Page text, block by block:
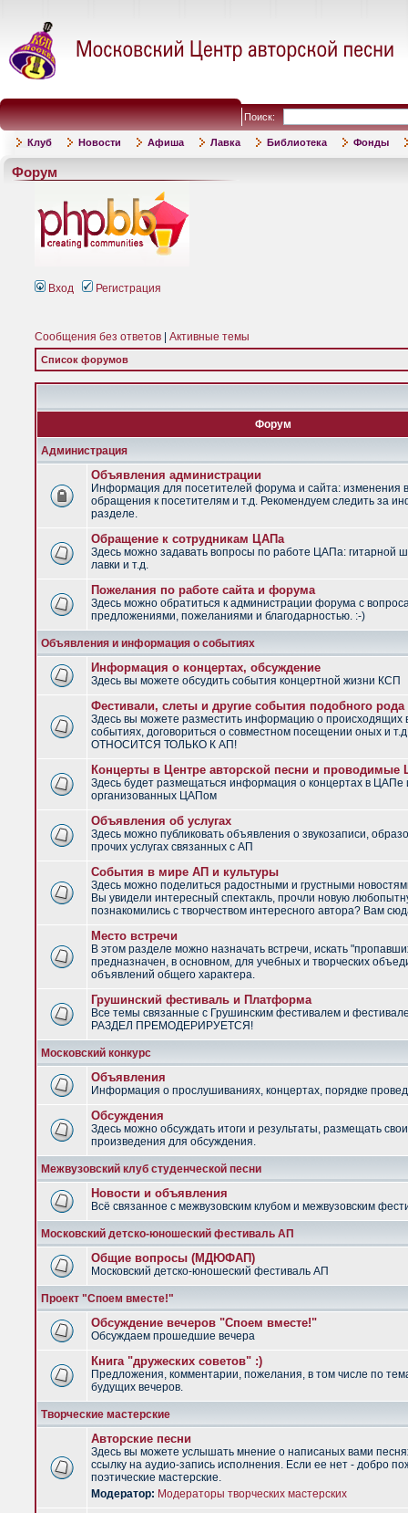
Поиск:
Клуб Новости Афиша Лавка Библиотека Фонды
Форум
Вход Регистрация
Сообщения без ответов Активные темы
Список форумов
Форум
Администрация
Объявления администрации
Информация для посетителей форума и сайта: изменения
обращения к посетителям и т.д. Рекомендуем следить за
разделе.
Обращение к сотрудникам ЦАПа
Здесь можно задавать вопросы по работе ЦАПа: гитарной
лавки и т.д.
Пожелания по работе сайта и форума
Здесь можно обратиться к администрации форума с
предложениями, пожеланиями и благодарностью. :-)
Объявления и информация о событиях
Информация о концертах, обсуждение
Здесь вы можете обсудить события концертной жизни КСП
Фестивали, слеты и другие события подобного рода
Здесь вы можете разместить информацию о
событиях, договориться о совместном посещении оных и
ОТНОСИТСЯ ТОЛЬКО К АП!
Концерты в Центре авторской песни и
Здесь будет размещаться информация о концертах в ЦАПе
организованных ЦАПом
Объявления об услугах
Здесь можно публиковать объявления о звукозаписи,
прочих услугах связанных с АП
События в мире АП и культуры
Здесь можно поделиться радостными и грустными
Вы увидели интересный спектакль, прочли новую
познакомились с творчеством интересного автора? Вам
Место встречи
В этом разделе можно назначать встречи, искать
предназначен, в основном, для учебных и творческих
объявлений общего характера.
Грушинский фестиваль и Платформа
Все темы связанные с Грушинским фестивалем и
РАЗДЕЛ ПРЕМОДЕРИРУЕТСЯ!
Московский конкурс
Объявления
Информация о прослушиваниях, концертах, порядке
Обсуждения
Здесь можно обсуждать итоги и результаты, размещать
произведения для обсуждения.
Межвузовский клуб студенческой песни
Новости и объявления
Всё связанное с межвузовским клубом и межвузовским
Московский детско-юношеский фестиваль АП
Общие вопросы (МДЮФАП)
Московский детско-юношеский фестиваль АП
Проект "Споем вместе!"
Обсуждение вечеров "Споем вместе!"
Обсуждаем прошедшие вечера
Книга "дружеских советов" :)
Предложения, комментарии, пожелания, в том числе по
будущих вечеров.
Творческие мастерские
Авторские песни
Здесь вы можете услышать мнение о написаных вами
ссылку на аудио-запись исполнения. Если ее нет - добро
поэтические мастерские.
Модератор: Модераторы творческих мастерских